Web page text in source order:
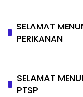
SELAMAT
PERIKANAN
SELAMAT
PTSP